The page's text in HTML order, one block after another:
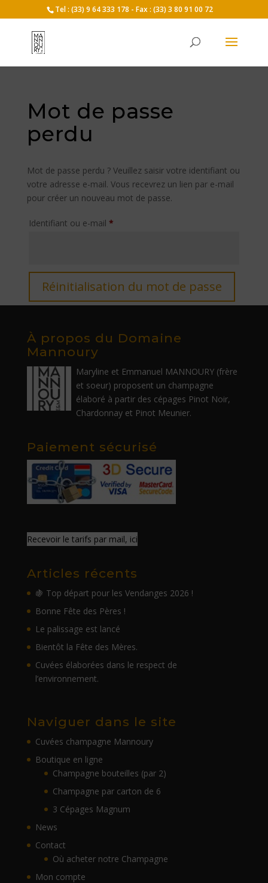
Tel : (33) 9 64 333 178 - Fax : (33) 3 80 91 00 72
Mot de passe
perdu
Mot de passe perdu ? Veuillez saisir votre identifiant ou
votre adresse e-mail. Vous recevrez un lien par e-mail
pour créer un nouveau mot de passe.
Identifiant ou e-mail *Obligatoire
Réinitialisation du mot de passe
À propos du Domaine
Mannoury
Maryline et Emmanuel MANNOURY (frère
et soeur) proposent un champagne
élaboré à partir des cépages Pinot Noir,
Chardonnay et Pinot Meunier.
Paiement sécurisé
Recevoir le tarifs par mail, ici
Articles récents
🍇 Top départ pour les Vendanges 2026 !
Bonne Fête des Pères !
Le palissage est lancé
Bientôt la Fête des Mères.
Cuvées élaborées dans le respect de
l’environnement.
Naviguer dans le site
Cuvées champagne Mannoury
Boutique en ligne
Champagne bouteilles (par 2)
Champagne par carton de 6
3 Cépages Magnum
News
Contact
Où acheter notre Champagne
Mon compte